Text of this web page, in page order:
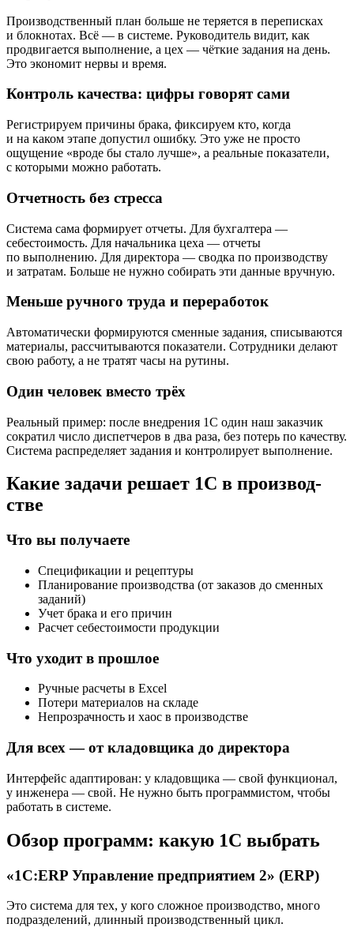
Производственный план больше не теряется в переписках
и блокнотах. Всё — в системе. Руководитель видит, как
продвигается выполнение, а цех — чёткие задания на день.
Это экономит нервы и время.
Контроль качества: цифры говорят сами
Регистрируем причины брака, фиксируем кто, когда
и на каком этапе допустил ошибку. Это уже не просто
ощущение «вроде бы стало лучше», а реальные показатели,
с которыми можно работать.
Отчетность без стресса
Система сама формирует отчеты. Для бухгалтера —
себестоимость. Для начальника цеха — отчеты
по выполнению. Для директора — сводка по производству
и затратам. Больше не нужно собирать эти данные вручную.
Меньше ручного труда и переработок
Автоматически формируются сменные задания, списываются
материалы, рассчитываются показатели. Сотрудники делают
свою работу, а не тратят часы на рутины.
Один человек вместо трёх
Реальный пример: после внедрения 1С один наш заказчик
сократил число диспетчеров в два раза, без потерь по качеству.
Система распределяет задания и контролирует выполнение.
Какие задачи решает 1С в производ­
стве
Что вы получаете
Спецификации и рецептуры
Планирование производства (от заказов до сменных
заданий)
Учет брака и его причин
Расчет себестоимости продукции
Что уходит в прошлое
Ручные расчеты в Excel
Потери материалов на складе
Непрозрачность и хаос в производстве
Для всех — от кладовщика до директора
Интерфейс адаптирован: у кладовщика — свой функционал,
у инженера — свой. Не нужно быть программистом, чтобы
работать в системе.
Обзор программ: какую 1С выбрать
«1С:ERP Управление предприятием 2» (ERP)
Это система для тех, у кого сложное производство, много
подразделений, длинный производственный цикл.